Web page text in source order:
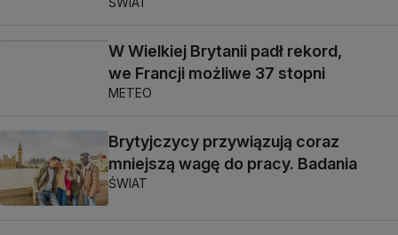
W Wielkiej Brytanii padł rekord,
we Francji możliwe 37 stopni
METEO
Brytyjczycy przywiązują coraz
mniejszą wagę do pracy. Badania
ŚWIAT